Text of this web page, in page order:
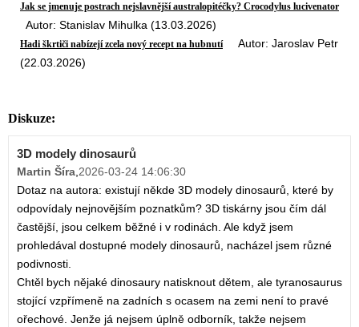
Jak se jmenuje postrach nejslavnější australopitéčky? Crocodylus lucivenator
Autor: Stanislav Mihulka (13.03.2026)
Hadi škrtiči nabízejí zcela nový recept na hubnutíAutor: Jaroslav Petr
(22.03.2026)
Diskuze:
3D modely dinosaurů
Martin Šíra,2026-03-24 14:06:30
Dotaz na autora: existují někde 3D modely dinosaurů, které by
odpovídaly nejnovějším poznatkům? 3D tiskárny jsou čím dál
častější, jsou celkem běžné i v rodinách. Ale když jsem
prohledával dostupné modely dinosaurů, nacházel jsem různé
podivnosti.
Chtěl bych nějaké dinosaury natisknout dětem, ale tyranosaurus
stojící vzpřímeně na zadních s ocasem na zemi není to pravé
ořechové. Jenže já nejsem úplně odborník, takže nejsem